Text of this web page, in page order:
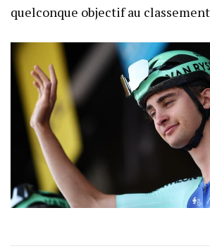
quelconque objectif au